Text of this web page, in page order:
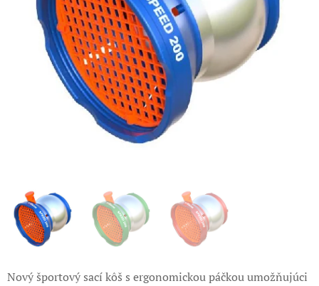
Nový športový sací kôš s ergonomickou páčkou umožňujúci